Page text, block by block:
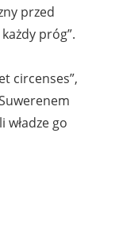
przed
próg”.
circenses”,
go